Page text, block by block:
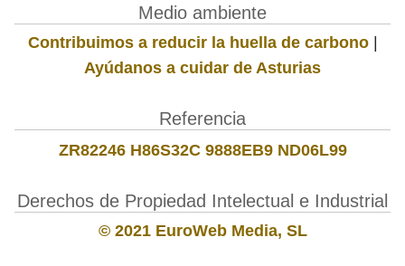
Medio ambiente
Contribuimos a reducir la huella de carbono|
Ayúdanos a cuidar de Asturias
Referencia
ZR82246 H86S32C 9888EB9 ND06L99
Derechos de Propiedad Intelectual e Industrial
© 2021 EuroWeb Media, SL